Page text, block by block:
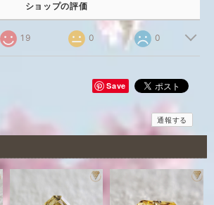
ショップの評価
19 0 0
Save
通報する